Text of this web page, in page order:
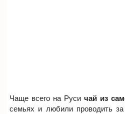
Чаще всего на Руси чай из
семьях и любили проводить